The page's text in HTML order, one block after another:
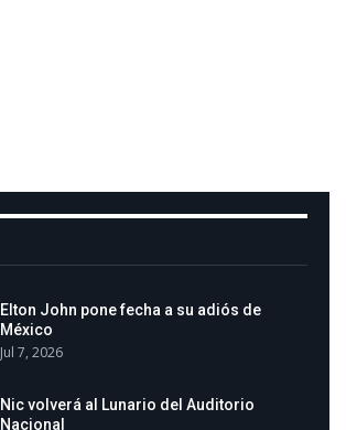
Elton John pone fecha a su adiós de
México
Jul 7, 2026
Nic volverá al Lunario del Auditorio
Nacional